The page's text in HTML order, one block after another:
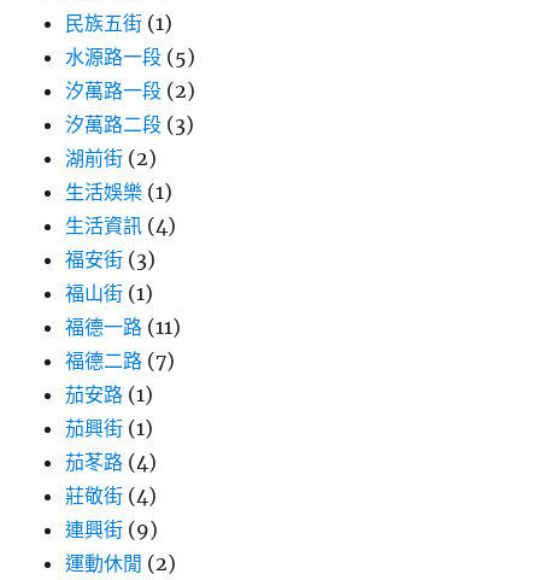
民族五街 (1)
水源路一段 (5)
汐萬路一段 (2)
汐萬路二段 (3)
湖前街 (2)
生活娛樂 (1)
生活資訊 (4)
福安街 (3)
福山街 (1)
福德一路 (11)
福德二路 (7)
茄安路 (1)
茄興街 (1)
茄苳路 (4)
莊敬街 (4)
連興街 (9)
運動休閒 (2)